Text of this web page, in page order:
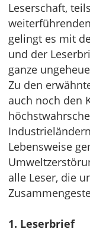
Leserschaft,
gelingt es mit
und der
ganze
Zu den
auch noch den
Lebensweise
alle Leser, die
1. Leserbrief